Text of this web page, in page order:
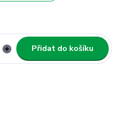
Přidat do košíku